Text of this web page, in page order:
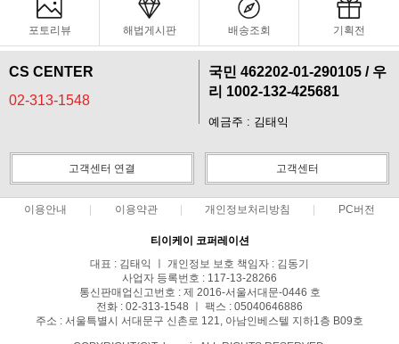
포토리뷰 해법게시판 배송조회 기획전
CS CENTER
02-313-1548
국민 462202-01-290105 / 우
리 1002-132-425681
예금주 : 김태익
고객센터 연결 고객센터
이용안내 이용약관 개인정보처리방침 PC버전
티이케이 코퍼레이션
대표 : 김태익 ㅣ 개인정보 보호 책임자 : 김동기
사업자 등록번호 : 117-13-28266
통신판매업신고번호 : 제 2016-서울서대문-0446 호
전화 : 02-313-1548 ㅣ 팩스 : 05040646886
주소 : 서울특별시 서대문구 신촌로 121, 아남인베스텔 지하1층 B09호